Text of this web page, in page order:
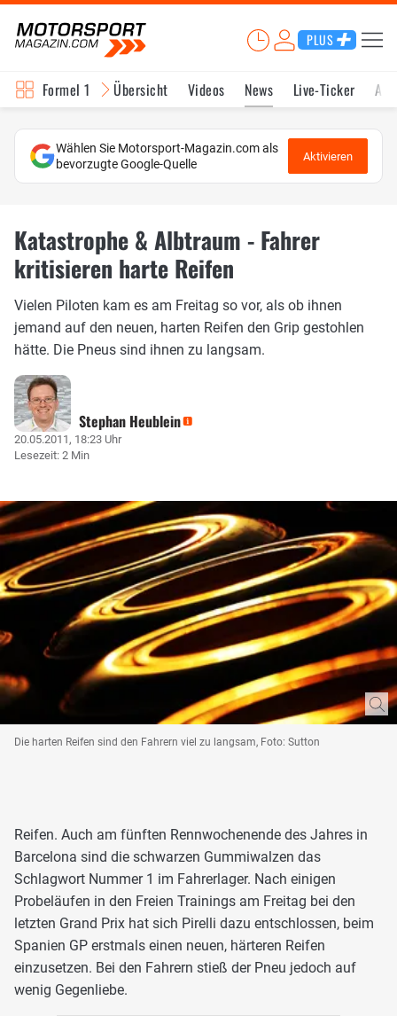
PLUS
Formel 1 Übersicht Videos News Live-Ticker
Wählen Sie Motorsport-Magazin.com als
bevorzugte Google-Quelle
Aktivieren
Katastrophe & Albtraum - Fahrer
kritisieren harte Reifen
Vielen Piloten kam es am Freitag so vor, als ob ihnen
jemand auf den neuen, harten Reifen den Grip gestohlen
hätte. Die Pneus sind ihnen zu langsam.
Stephan Heublein
20.05.2011, 18:23 Uhr
Lesezeit: 2 Min
Die harten Reifen sind den Fahrern viel zu langsam, Foto: Sutton
Reifen. Auch am fünften Rennwochenende des Jahres in
Barcelona sind die schwarzen Gummiwalzen das
Schlagwort Nummer 1 im Fahrerlager. Nach einigen
Probeläufen in den Freien Trainings am Freitag bei den
letzten Grand Prix hat sich Pirelli dazu entschlossen, beim
Spanien GP erstmals einen neuen, härteren Reifen
einzusetzen. Bei den Fahrern stieß der Pneu jedoch auf
wenig Gegenliebe.